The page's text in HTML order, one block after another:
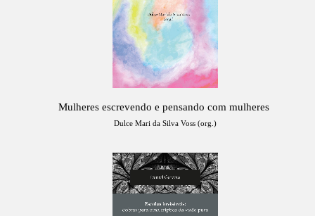
Mulheres escrevendo e pensando com mulheres
Dulce Mari da Silva Voss (org.)